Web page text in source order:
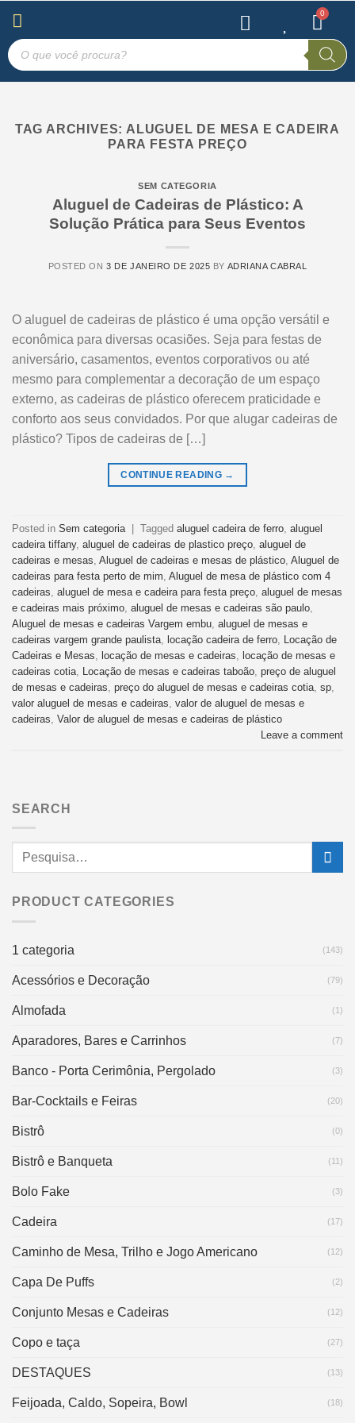
TAG ARCHIVES: ALUGUEL DE MESA E CADEIRA
PARA FESTA PREÇO
SEM CATEGORIA
Aluguel de Cadeiras de Plástico: A
Solução Prática para Seus Eventos
POSTED ON3 DE JANEIRO DE 2025 BY ADRIANA CABRAL
O aluguel de cadeiras de plástico é uma opção versátil e
econômica para diversas ocasiões. Seja para festas de
aniversário, casamentos, eventos corporativos ou até
mesmo para complementar a decoração de um espaço
externo, as cadeiras de plástico oferecem praticidade e
conforto aos seus convidados. Por que alugar cadeiras de
plástico? Tipos de cadeiras de […]
CONTINUE READING →
Posted in Sem categoria Tagged aluguel cadeira de ferro aluguel
cadeira tiffany, aluguel de cadeiras de plastico preço aluguel de
cadeiras e mesas Aluguel de cadeiras e mesas de plástico Aluguel de
cadeiras para festa perto de mim Aluguel de mesa de plástico com 4
cadeiras aluguel de mesa e cadeira para festa preço aluguel de mesas
e cadeiras mais próximo aluguel de mesas e cadeiras são paulo
Aluguel de mesas e cadeiras Vargem embu aluguel de mesas e
cadeiras vargem grande paulista
locação cadeira de ferro
Locação de
Cadeiras e Mesas
locação de mesas e cadeiras
locação de mesas e
cadeiras cotia
Locação de mesas e cadeiras taboão preço de aluguel
de mesas e cadeiras preço do aluguel de mesas e cadeiras cotia sp
valor aluguel de mesas e cadeiras valor de aluguel de mesas e
cadeiras Valor de aluguel de mesas e cadeiras de plástico
Leave a comment
SEARCH
PRODUCT CATEGORIES
1 categoria (143)
Acessórios e Decoração (79)
Almofada (1)
Aparadores, Bares e Carrinhos (7)
Banco - Porta Cerimônia, Pergolado (3)
Bar-Cocktails e Feiras (20)
Bistrô (0)
Bistrô e Banqueta (11)
Bolo Fake (3)
Cadeira (17)
Caminho de Mesa, Trilho e Jogo Americano (12)
Capa De Puffs (2)
Conjunto Mesas e Cadeiras (12)
Copo e taça (27)
DESTAQUES (13)
Feijoada, Caldo, Sopeira, Bowl (18)